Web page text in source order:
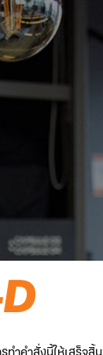
ำคำสั่งนี้ให้เสร็จสิ้น